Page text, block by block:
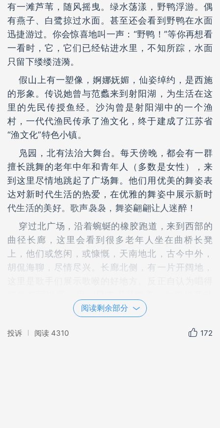
有一滩芦苇，随风摇曳。绿水荡漾，野鸭浮游。偶
有燕子、白鹭掠过水面。甚至还会看到野鸭在水面
迅捷游过。你会惊喜地叫一声：“野鸭！”等你再想看
一看时，它，它们已经钻进水里，不知所踪，水面
只留下缕缕涟漪。
假山上有一塑像，婀娜妩媚，仙姿绰约，是西施
的形象。传说她曾与范蠡来到射阳湖，为生活在这
里的先民传授鱼经。沙沟曾是射阳湖中的一个渔
村，一代代渔民传承了渔文化，终于建成了江苏省
“渔文化”特色小镇。
凫园，北有法治大舞台。每天傍晚，都会有一群
擅长跳舞的老年中年和青年人（多数是女性），来
到这里尽情地跳起了广场舞。他们用优美的舞姿表
达对新时代生活的热爱，在优雅的舞姿中展示新时
代生活的美好。歌声袅袅，舞姿翩翩让人迷醉！
穿过北广场，沿着蜿蜒的橡胶跑道，来到西部的
曲径长廊，这里会看到很多老年人坐在曲桥长凳
上，他们或悠闲，或慷慨，天南地北，古今中外，
胡侃海聊，尽情尽兴。长廊北侧，有一片开阔地，
听，会吸引很多人驻足欣赏。有时，歌者兴之所
即兴跳舞。
阅读剩余部分
投诉 阅读 4310 172